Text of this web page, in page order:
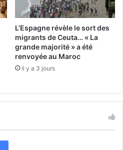
L’Espagne révèle le sort des
migrants de Ceuta… « La
grande majorité » a été
renvoyée au Maroc
il y a 3 jours